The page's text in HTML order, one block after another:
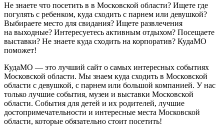
Не знаете что посетить в в Московской области? Ищете где
погулять с ребенком, куда сходить с парнем или девушкой?
Выбираете место для свидания? Ищете развлечения
на выходные? Интересуетесь активным отдыхом? Посещаете
выставки? Не знаете куда сходить на корпоратив? КудаМО
поможет!
КудаМО — это лучший сайт о самых интересных событиях
Московской области. Мы знаем куда сходить в Московской
области с девушкой, с парнем или большой компанией. У нас
только лучшие события, музеи и выставки Московской
области. События для детей и их родителей, лучшие
достопримечательности и интересные места Московской
области, которые обязательно стоит посетить!